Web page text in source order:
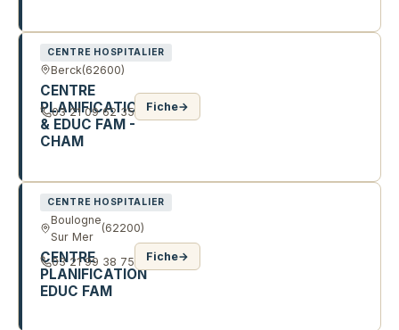
CENTRE HOSPITALIER
Berck(62600)
CENTRE
PLANIFICATION
& EDUC FAM -
CHAM
03 21 09 62 35 Fiche→
CENTRE HOSPITALIER
Boulogne
Sur Mer
(62200)
CENTRE
PLANIFICATION
EDUC FAM
03 21 99 38 75 Fiche→